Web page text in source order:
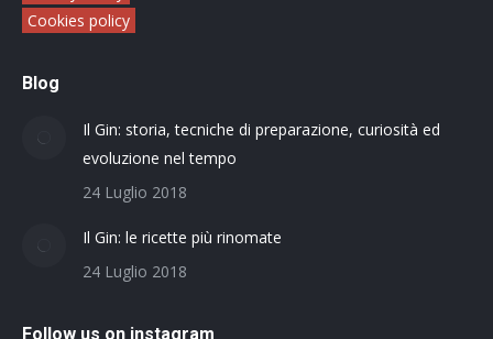
Cookies policy
Blog
Il Gin: storia, tecniche di preparazione, curiosità ed
evoluzione nel tempo
24 Luglio 2018
Il Gin: le ricette più rinomate
24 Luglio 2018
Follow us on instagram